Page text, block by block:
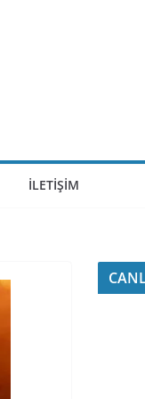
İLETIŞIM